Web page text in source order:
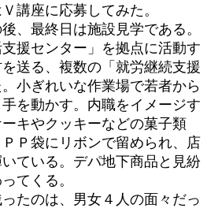
講座に応募してみた。
、最終日は施設見学である。
支援センター」を拠点に活動す
送る、複数の「就労継続支援
小ぎれいな作業場で若者から
を動かす。内職をイメージす
キやクッキーなどの菓子類
Ｐ袋にリボンで留められ、店
ている。デパ地下商品と見紛
てくる。
たのは、男女４人の面々だっ